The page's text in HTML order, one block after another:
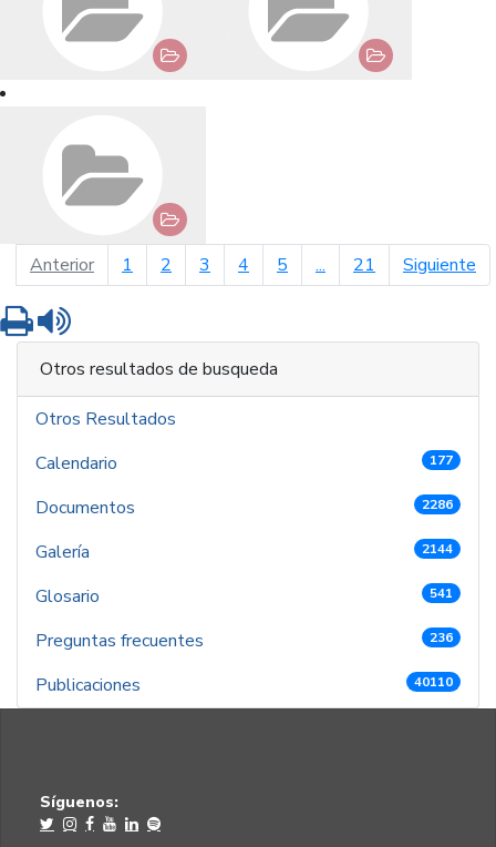
Anteriorpágina anterior
1 2 3 4 5 ... 21 Siguiente
Imprimir
Otros resultados de busqueda
Otros Resultados
Calendario
177
Documentos 2286
Galería 2144
Glosario 541
Preguntas frecuentes 236
Publicaciones 40110
Síguenos: